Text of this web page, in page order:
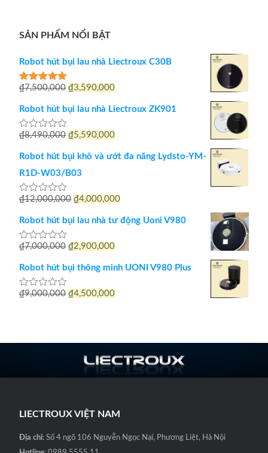
SẢN PHẨM NỔI BẬT
Robot hút bụi lau nhà Liectroux C30B
Được xếp
5 sao
₫7,500,000 Giá
gốc
₫7,500,000.
₫3,590,000Giá
hiện
là:
₫3,590,000.
Robot hút bụi lau nhà Liectroux ZK901
Được
hạng
5
sao
₫8,490,000 Giá
gốc
là:
₫5,590,000Giá
hiện
₫5,590,000.
Robot hút bụi khô và ướt đa năng Lydsto-YM-
R1D-W03/B03
Được
hạng
5
sao
₫12,000,000 Giá
gốc
₫12,000,000.
₫4,000,000Giá
hiện
₫4,000,000.
Robot hút bụi lau nhà tư động Uoni V980
Được
hạng
5
sao
₫7,000,000 Giá
gốc
₫7,000,000.
₫2,900,000Giá
hiện
là:
Robot hút bụi thông minh UONI V980 Plus
Được
₫9,000,000 Giá
₫9,000,000.
₫4,500,000Giá
là:
₫4,500,000.
LIECTROUX VIỆT NAM
Địa chỉ: Số 4 ngõ 106 Nguyễn Ngọc Nại, Phương Liệt, Hà Nội